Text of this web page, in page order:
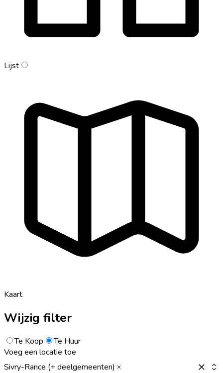
Lijst
Kaart
Wijzig filter
Te Koop
Te Huur
Voeg een locatie toe
Sivry-Rance (+ deelgemeenten)